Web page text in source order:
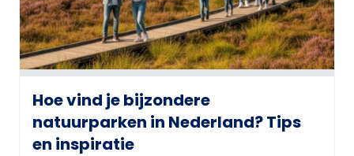
Hoe vind je bijzondere
natuurparken in Nederland? Tips
en inspiratie